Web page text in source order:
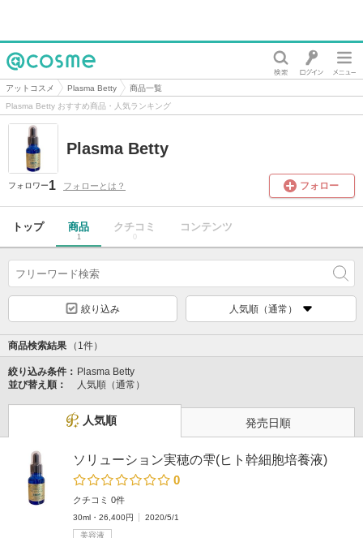
@cosme
アットコスメ Plasma Betty
商品一覧
Plasma Betty おすすめ商品・人気ランキング
Plasma Betty
フォロワー1 フォローとは？ フォロー
トップ 商品
1
クチコミ
0
コンテンツ
絞り込み 人気順（通常）
商品検索結果 （1件）
絞り込み条件： Plasma Betty
並び替え順：
人気順（通常）
人気順 発売日順
ソリューション実穂の雫(ヒト幹細胞培養液)
0
クチコミ 0件
30ml・26,400円
2020/5/1
美容液